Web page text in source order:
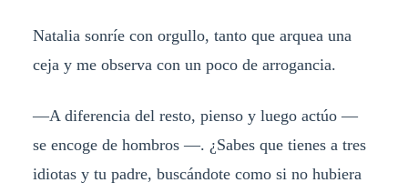
Natalia sonríe con orgullo, tanto que arquea una
ceja y me observa con un poco de arrogancia.
—A diferencia del resto, pienso y luego actúo —
se encoge de hombros —. ¿Sabes que tienes a tres
idiotas y tu padre, buscándote como si no hubiera